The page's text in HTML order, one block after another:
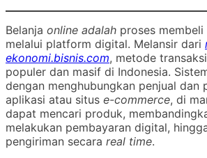
Belanja online adalah proses
melalui platform digital. Melansir dari
ekonomi.bisnis.com, metode
populer dan masif di Indonesia.
dengan menghubungkan penjual dan
aplikasi atau situs e-commerce, di
dapat mencari produk,
melakukan pembayaran digital,
pengiriman secara real time.